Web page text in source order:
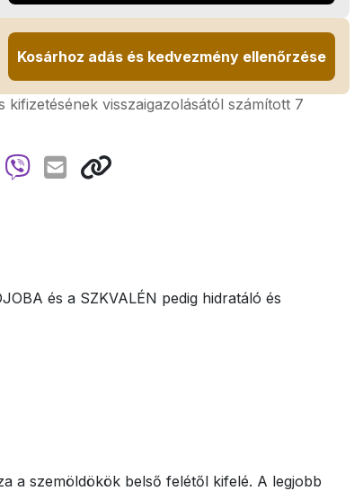
Kosárhoz adás és kedvezmény ellenőrzése
kifizetésének visszaigazolásától számított 7
és a SZKVALÉN pedig hidratáló és
a szemöldökök belső felétől kifelé. A legjobb